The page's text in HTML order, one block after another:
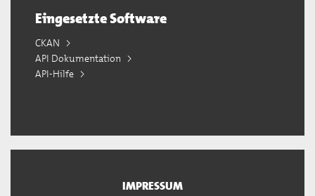
Eingesetzte Software
CKAN
API Dokumentation
API-Hilfe
IMPRESSUM